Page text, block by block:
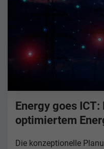
Energy goes
optimiertem
Die konzeptionelle